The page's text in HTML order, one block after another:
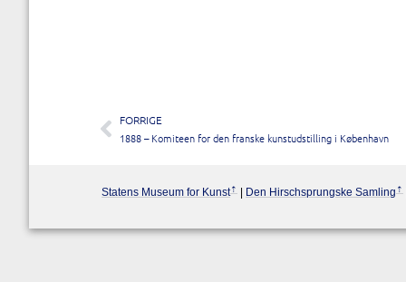
FORRIGE
1888 – Komiteen for den franske kunstudstilling i København
Statens Museum for Kunst Den Hirschsprungske Samling